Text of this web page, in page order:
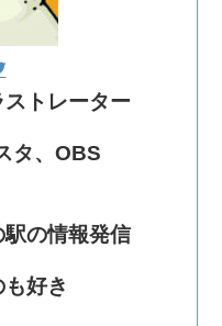
トレーター
タ、OBS
の情報発信
好き